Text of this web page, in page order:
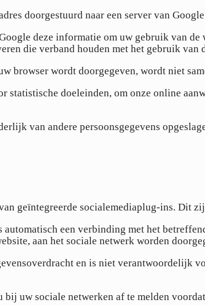
doorgestuurd naar een server van
deze informatie om uw gebruik van
die verband houden met het gebruik van
browser wordt doorgegeven, wordt niet
statistische doeleinden, om onze online
van andere persoonsgegevens
geïntegreerde socialemediaplug-ins. Dit
een verbinding met het
aan het sociale netwerk worden
en is niet verantwoordelijk
uw sociale netwerken af te melden